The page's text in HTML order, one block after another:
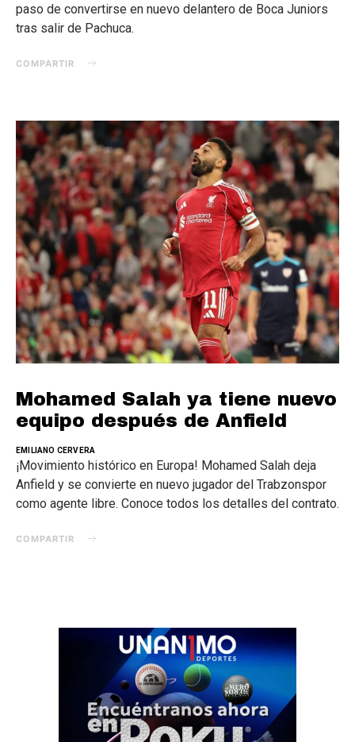
paso de convertirse en nuevo delantero de Boca Juniors
tras salir de Pachuca.
COMPARTIR
Mohamed Salah ya tiene nuevo
equipo después de Anfield
EMILIANO CERVERA
¡Movimiento histórico en Europa! Mohamed Salah deja
Anfield y se convierte en nuevo jugador del Trabzonspor
como agente libre. Conoce todos los detalles del contrato.
COMPARTIR